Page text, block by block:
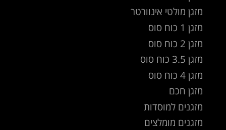
מזגן מולטי אינוורטר
מזגן 1 כוח סוס
מזגן 2 כוח סוס
מזגן 3.5 כוח סוס
מזגן 4 כוח סוס
מזגן חכם
מזגנים למוסדות
מזגנים מומלצים